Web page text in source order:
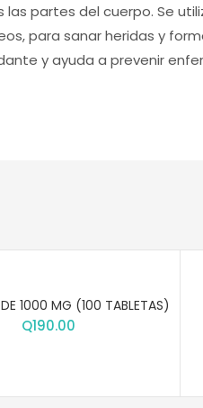
partes del cuerpo. Se
para sanar heridas y
y ayuda a prevenir
1000 MG (100 TABLETAS)
Q190.00